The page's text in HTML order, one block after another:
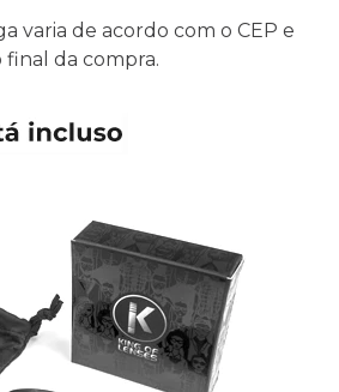
varia de acordo com o CEP e
da compra.